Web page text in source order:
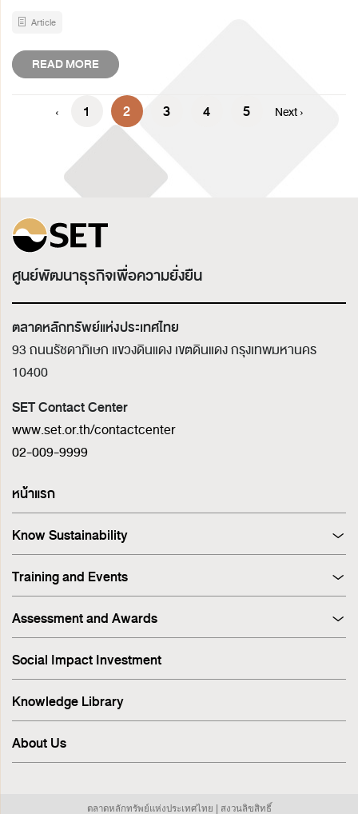
Article
READ MORE
‹ 1 2 3 4 5 Next ›
ศูนย์พัฒนาธุรกิจเพื่อความยั่งยืน
ตลาดหลักทรัพย์แห่งประเทศไทย
93 ถนนรัชดาภิเษก แขวงดินแดง เขตดินแดงกรุงเทพมหานคร
10400
SET Contact Center
www.set.or.th/contactcenter
02-009-9999
หน้าแรก
Know Sustainability
Sustainability at A Glance
Principles and Guidelines
Corporate Governance
Sustainability Management Process
Stakeholder Engagement & Materiality Analysis
ESG Risk
Sustainable Supply Chain
Environment
Innovation
Training and Events
Training
Events
Assessment and Awards
Corporate Governance Report (CGR)
SET ESG Ratings
FTSE Russell ESG Scores
ASEAN Corporate Governance Scorecard
Sustainability Index
Sustainability Awards
IR Awards
Social Impact Investment
Knowledge Library
About Us
ตลาดหลักทรัพย์แห่งประเทศไทย | สงวนลิขสิทธิ์